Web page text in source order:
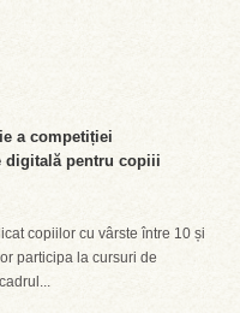
a competiției
digitală pentru copiii
copiilor cu vârste între 10 și
participa la cursuri de